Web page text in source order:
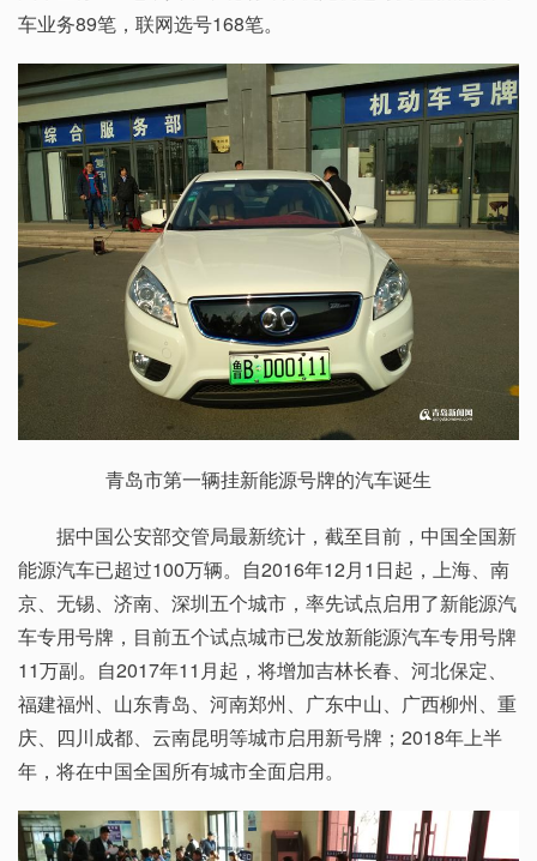
车业务89笔，联网选号168笔。
青岛市第一辆挂新能源号牌的汽车诞生
据中国公安部交管局最新统计，截至目前，中国全国新
能源汽车已超过100万辆。自2016年12月1日起，上海、南
京、无锡、济南、深圳五个城市，率先试点启用了新能源汽
车专用号牌，目前五个试点城市已发放新能源汽车专用号牌
11万副。自2017年11月起，将增加吉林长春、河北保定、
福建福州、山东青岛、河南郑州、广东中山、广西柳州、重
庆、四川成都、云南昆明等城市启用新号牌；2018年上半
年，将在中国全国所有城市全面启用。